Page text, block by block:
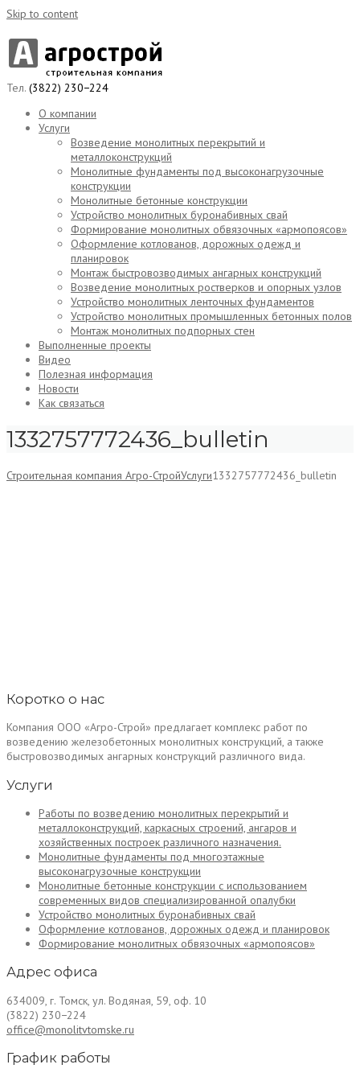
Skip to content
Тел. (3822) 230−224
О компании
Услуги
Возведение монолитных перекрытий и
металлоконструкций
Монолитные фундаменты под высоконагрузочные
конструкции
Монолитные бетонные конструкции
Устройство монолитных буронабивных свай
Формирование монолитных обвязочных «армопоясов»
Оформление котлованов, дорожных одежд и
планировок
Монтаж быстровозводимых ангарных конструкций
Возведение монолитных ростверков и опорных узлов
Устройство монолитных ленточных фундаментов
Устройство монолитных промышленных бетонных полов
Монтаж монолитных подпорных стен
Выполненные проекты
Видео
Полезная информация
Новости
Как связаться
1332757772436_bulletin
Строительная компания Агро-СтройУслуги1332757772436_bulletin
Коротко о нас
Компания ООО «Агро-Строй» предлагает комплекс работ по
возведению железобетонных монолитных конструкций, а также
быстровозводимых ангарных конструкций различного вида.
Услуги
Работы по возведению монолитных перекрытий и
металлоконструкций, каркасных строений, ангаров и
хозяйственных построек различного назначения.
Монолитные фундаменты под многоэтажные
высоконагрузочные конструкции
Монолитные бетонные конструкции с использованием
современных видов специализированной опалубки
Устройство монолитных буронабивных свай
Оформление котлованов, дорожных одежд и планировок
Формирование монолитных обвязочных «армопоясов»
Адрес офиса
634009, г. Томск, ул. Водяная, 59, оф. 10
(3822) 230−224
office@monolitvtomske.ru
График работы